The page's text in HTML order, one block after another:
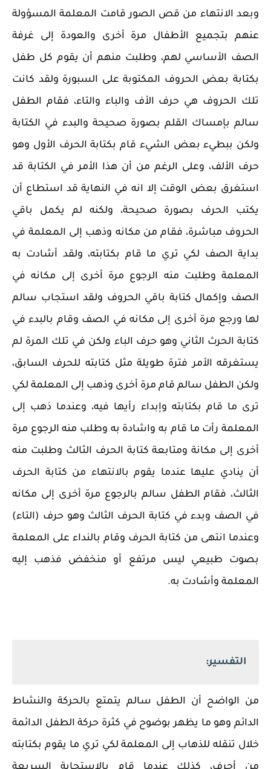
وبعد الانتهاء من قص الصور قامت المعلمة المسؤولة
عنهم بتجميع الأطفال مرة أخرى والعودة إلى غرفة
الصف الأساسي لهم، وطلبت منهم أن يقوم كل طفل
بكتابة بعض الحروف المكتوبة على السبورة ولقد كانت
تلك الحروف هي حرف الأف والباء والتاء، فقام الطفل
سالم بإمساك القلم بصورة صحيحة والبدء في الكتابة
ولكن ببطيء بعض الشيء قام بكتابة الحرف الأول وهو
حرف الألف، وعلى الرغم من أن هذا الأمر في الكتابة قد
استغرق بعض الوقت إلا انه في النهاية قد استطاع أن
يكتب الحرف بصورة صحيحة، ولكنه لم يكمل باقي
الحروف مباشرة، فقام من مكانه وذهب إلى المعلمة في
بداية الصف لكي تري ما قام بكتابته، ولقد أشادت به
المعلمة وطلبت منه الرجوع مرة أخرى إلى مكانه في
الصف وإكمال كتابة باقي الحروف ولقد استجاب سالم
لها ورجع مرة أخرى إلى مكانه في الصف وقام بالبدء في
كتابة الحرث الثاني وهو حرف الباء ولكن في تلك المرة لم
يستغرقه الأمر فترة طويلة مثل كتابته للحرف السابق،
ولكن الطفل سالم قام مرة أخرى وذهب إلى المعلمة لكي
ترى ما قام بكتابته وإبداء رأيها فيه، وعندما ذهب إلى
المعلمة رأت ما قام به واشادة به وطلب منه الرجوع مرة
أخرى إلى مكانة ومتابعة كتابة الحرف الثالث وطلبت منه
أن ينادي عليها عندما يقوم بالانتهاء من كتابة الحرف
الثالث، فقام الطفل سالم بالرجوع مرة أخرى إلى مكانه
في الصف وبدء في كتابة الحرف الثالث وهو حرف (التاء)
وعندما انتهى من كتابة الحرف وقام بالنداء على المعلمة
بصوت طبيعي ليس مرتفع أو منخفض فذهب إليه
المعلمة وأشادت به.
التفسير:
من الواضح أن الطفل سالم يتمتع بالحركة والنشاط
الدائم وهو ما يظهر بوضوح في كثرة حركة الطفل الدائمة
خلال تنقله للذهاب إلى المعلمة لكي تري ما يقوم بكتابته